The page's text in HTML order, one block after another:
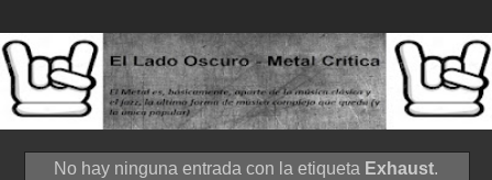
No hay ninguna entrada con la etiqueta Exhaust.